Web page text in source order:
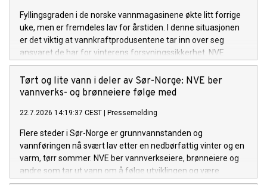
Fyllingsgraden i de norske vannmagasinene økte litt forrige
uke, men er fremdeles lav for årstiden. I denne situasjonen
er det viktig at vannkraftprodusentene tar inn over seg
ansvaret de har for vinterens forsyningssikkerhet. NVE
følger utviklingen av kraftsituasjonen, i tett dialog med
Statnett. Om nødvendig vil NVE innføre en
rapporteringsordning for kraftprodusentene.
Tørt og lite vann i deler av Sør-Norge: NVE ber
vannverks- og brønneiere følge med
22.7.2026 14:19:37 CEST Pressemelding
Flere steder i Sør-Norge er grunnvannstanden og
vannføringen nå svært lav etter en nedbørfattig vinter og en
varm, tørr sommer. NVE ber vannverkseiere, brønneiere og
andre som tar ut vann om å følge utviklingen og være